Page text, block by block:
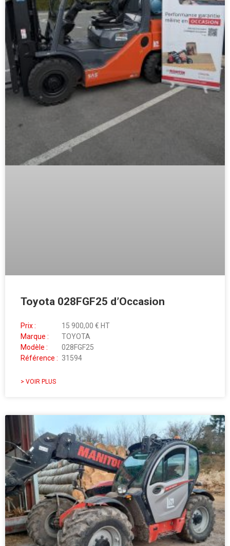
Toyota 028FGF25 d’Occasion
Prix :
15 900,00 € HT
Marque :
TOYOTA
Modèle :
028FGF25
Référence : 31594
> VOIR PLUS